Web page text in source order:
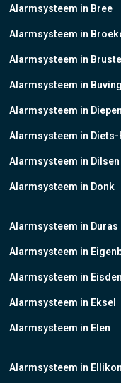
Alarmsysteem in Bree
Alarmsysteem in
Alarmsysteem in
Alarmsysteem in
Alarmsysteem in
Alarmsysteem in Diets-
Alarmsysteem in Dilsen
Alarmsysteem in Donk
Alarmsysteem in Duras
Alarmsysteem in
Alarmsysteem in Eisden
Alarmsysteem in Eksel
Alarmsysteem in Elen
Alarmsysteem in